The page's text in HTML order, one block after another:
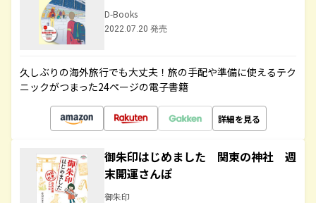
D-Books
2022.07.20 発売
久しぶりの海外旅行でも大丈夫！旅の手配や準備に使えるテク
ニックがつまった24ページの電子書籍
詳細を見る
御朱印はじめました 関東の神社 週
末開運さんぽ
御朱印